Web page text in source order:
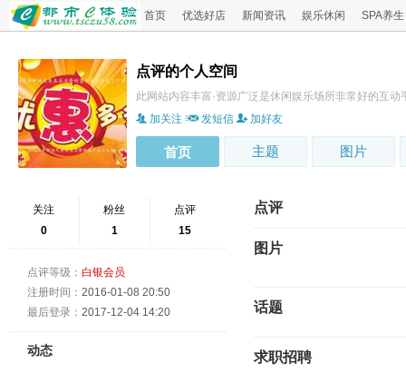
首页 优选好店 新闻资讯 娱乐休闲 SPA养生
点评的个人空间
此网站内容丰富·资源广泛是休闲娱乐场所非常好的互动
加关注
发短信 加好友
首页 主题 图片
关注
0
粉丝
1
点评
15
点评等级： 白银会员
注册时间： 2016-01-08 20:50
最后登录： 2017-12-04 14:20
动态
点评
图片
话题
求职招聘